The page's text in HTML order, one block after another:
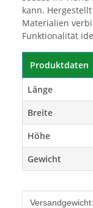
kann.
Materialien
Funktionalität
Produktdaten
Länge
Breite
Höhe
Gewicht
Wert
Versandgewicht: